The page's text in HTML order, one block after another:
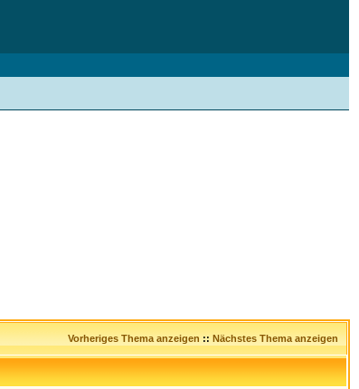
Vorheriges Thema anzeigen :: Nächstes Thema anzeigen